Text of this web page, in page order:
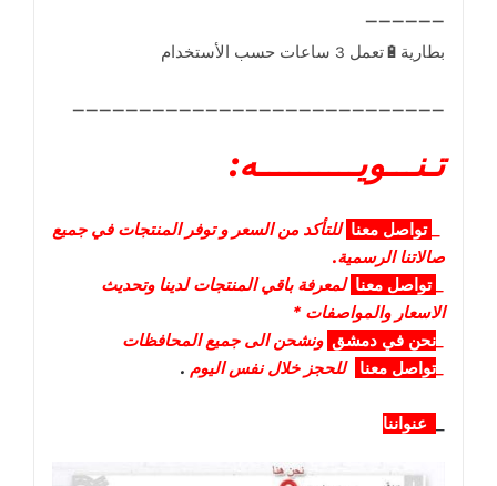
____________________________
تـنـــويــــــــــه:
تواصل معنا للتأكد من السعر و توفر المنتجات في جميع
صالاتنا الرسمية.
تواصل معنا لمعرفة باقي المنتجات لدينا وتحديث
الاسعار والمواصفات *
نحن في دمشق ونشحن الى جميع المحافظات
تواصل معنا للحجز خلال نفس اليوم .
عنواننا